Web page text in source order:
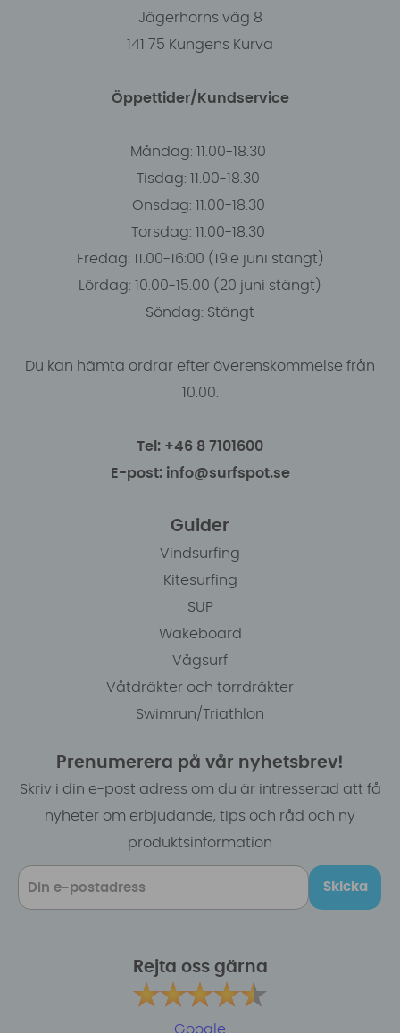
Jägerhorns väg 8
141 75 Kungens Kurva
Öppettider/Kundservice
Måndag: 11.00-18.30
Tisdag: 11.00-18.30
Onsdag: 11.00-18.30
Torsdag: 11.00-18.30
Fredag: 11.00-16:00 (19:e juni stängt)
Lördag: 10.00-15.00 (20 juni stängt)
Söndag: Stängt
Du kan hämta ordrar efter överenskommelse från
10.00.
Tel: +46 8 7101600
E-post: info@surfspot.se
Guider
Vindsurfing
Kitesurfing
SUP
Wakeboard
Vågsurf
Våtdräkter och torrdräkter
Swimrun/Triathlon
Prenumerera på vår nyhetsbrev!
Skriv i din e-post adress om du är intresserad att få
nyheter om erbjudande, tips och råd och ny
produktsinformation
Skicka
Rejta oss gärna
Google